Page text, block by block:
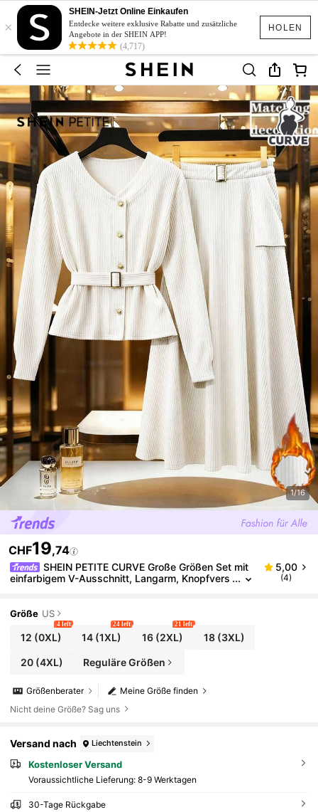
HOLEN
×
SHEIN-Jetzt Online Einkaufen
Entdecke weitere exklusive Rabatte und zusätzliche
Angebote in der SHEIN APP!
(4,717)
1/16
CHF19,74
SHEIN PETITE CURVE Große Größen Set mit
einfarbigem V-Ausschnitt, Langarm, Knopfvers
5,00
(4)
Größe US
12 (0XL)
4 left
14 (1XL)
24 left
16(2XL)
21 left
18(3XL)
20(4XL) Reguläre Größen
Meine Größe finden
Größenberater
Nicht deine Größe? Sag uns
Versand nach Liechtenstein
Kostenloser Versand
Voraussichtliche Lieferung: 8-9 Werktagen
30-Tage Rückgabe